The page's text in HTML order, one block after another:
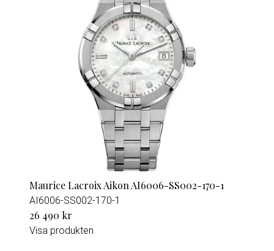
Maurice Lacroix Aikon AI6006-SS002-170-1
AI6006-SS002-170-1
26 490 kr
Visa produkten